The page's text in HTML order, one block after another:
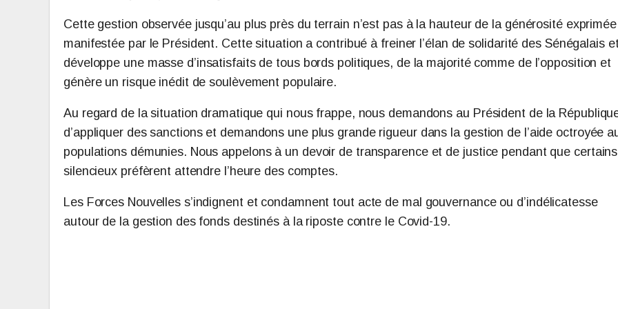
Cette gestion observée jusqu’au plus près du terrain n’est pas à la hauteur de la générosité
manifestée par le Président. Cette situation a contribué à freiner l’élan de solidarité des Sénégalais
développe une masse d’insatisfaits de tous bords politiques, de la majorité comme de l’opposition et
génère un risque inédit de soulèvement populaire.
Au regard de la situation dramatique qui nous frappe, nous demandons au Président de la
d’appliquer des sanctions et demandons une plus grande rigueur dans la gestion de l’aide octroyée
populations démunies. Nous appelons à un devoir de transparence et de justice pendant que
silencieux préfèrent attendre l’heure des comptes.
Les Forces Nouvelles s’indignent et condamnent tout acte de mal gouvernance ou d’indélicatesse
autour de la gestion des fonds destinés à la riposte contre le Covid-19.